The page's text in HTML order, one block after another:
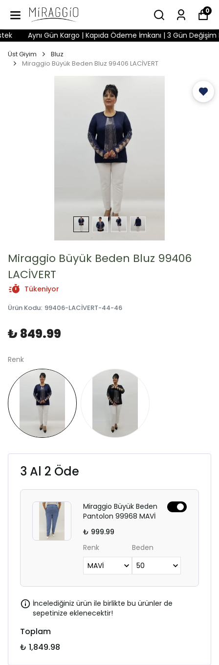
0
Aynı Gün Kargo | Kapıda Ödeme İmkanı | 3 Gün Değişim
Üst Giyim
Bluz
Miraggio Büyük Beden Bluz 99406 LACİVERT
Miraggio Büyük Beden Bluz 99406
LACİVERT
Tükeniyor
Ürün Kodu: 99406-LACİVERT-44-46
₺ 849.99
Renk
3 Al 2 Öde
Miraggio Büyük Beden
Pantolon 99968 MAVİ
₺ 999.99
Renk
Beden
İncelediğiniz ürün ile birlikte bu ürünler de
sepetinize eklenecektir!
Toplam
₺ 1,849.98